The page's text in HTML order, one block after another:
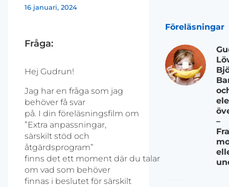
16 januari, 2024
Fråga:
Hej Gudrun!
Jag har en fråga som jag
behöver få svar
på. I din föreläsningsfilm om
”Extra anpassningar,
särskilt stöd och
åtgärdsprogram”
finns det ett moment där du talar
om vad som behöver
finnas i beslutet för särskilt
Föreläsningar
–